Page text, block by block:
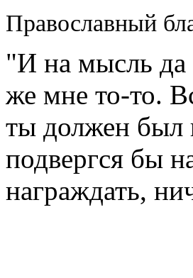
Православный
"И на мысль да
же мне то-то.
ты должен был
подвергся бы
награждать,